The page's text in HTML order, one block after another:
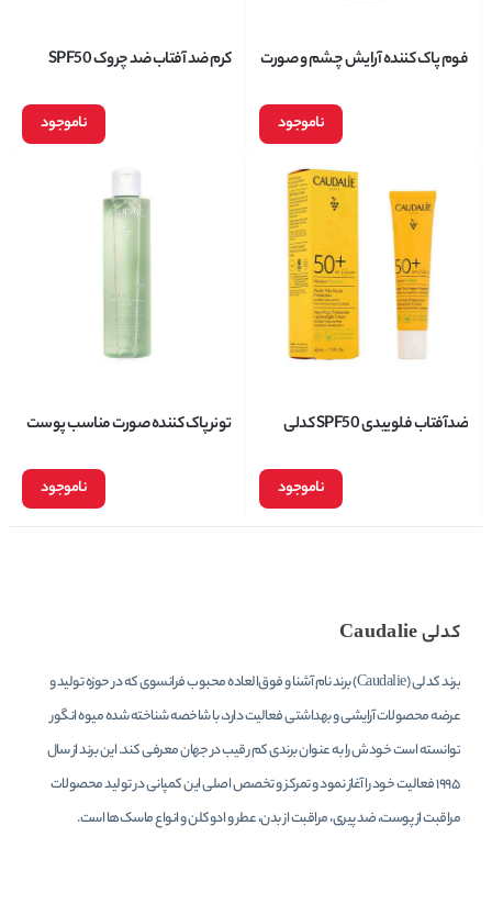
فوم پاک کننده آرایش چشم و صورت
ناموجود
کرم ضد آفتاب ضد چروک SPF50
ناموجود
ضدآفتاب فلوییدی SPF50 کدلی
ناموجود
تونر پاک کننده صورت مناسب پوست
آکنه کدلی Caudalie مدلناموجود
کدلی Caudalie
برند کدلی (Caudalie) برند نام آشنا و فوق‌العاده محبوب فرانسوی که در حوزه تولید و
عرضه محصولات آرایشی و بهداشتی فعالیت دارد، با شاخصه شناخته شده میوه انگور
توانسته است خودش را به عنوان برندی کم رقیب در جهان معرفی کند. این برند از سال
1995 فعالیت خود را آغاز نمود و تمرکز و تخصص اصلی این کمپانی در تولید محصولات
مراقبت از پوست، ضد پیری، مراقبت از بدن، عطر و ادوکلن و انواع ماسک‌ها است.